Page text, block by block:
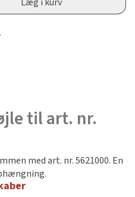
til art. nr.
med art. nr. 5621000. En